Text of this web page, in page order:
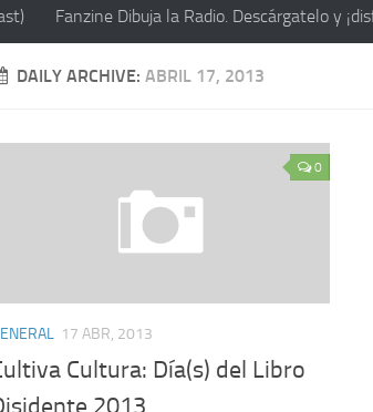
Fanzine Dibuja la Radio. Descárgatelo y
DAILY ARCHIVE: ABRIL 17, 2013
0
17 ABR, 2013
Cultura: Día(s) del Libro